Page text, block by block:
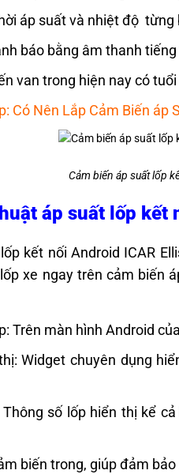
áp suất và nhiệt độ từng
báo bằng âm thanh
van trong hiện nay có
Có Nên Lắp Cảm Biến áp
Cảm biến áp suất lốp
áp suất lốp kết
kết nối Android ICAR
xe ngay trên cảm biến
Trên màn hình Android
Widget chuyên dụng
số lốp hiển thị kể
biến trong, giúp đảm